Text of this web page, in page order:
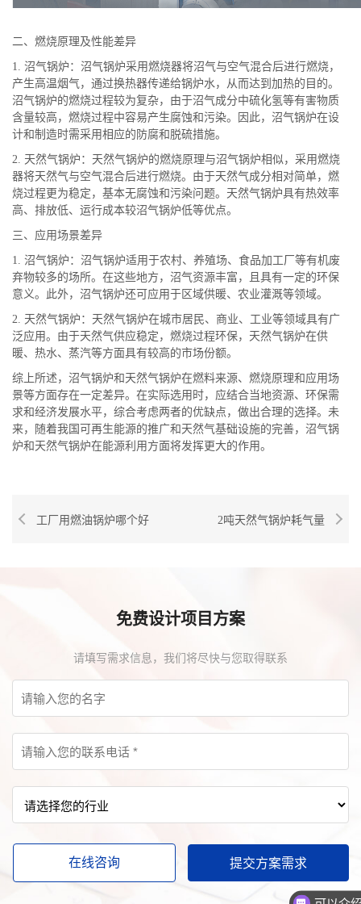
二、燃烧原理及性能差异
1. 沼气锅炉：沼气锅炉采用燃烧器将沼气与空气混合后进行燃烧，
产生高温烟气，通过换热器传递给锅炉水，从而达到加热的目的。
沼气锅炉的燃烧过程较为复杂，由于沼气成分中硫化氢等有害物质
含量较高，燃烧过程中容易产生腐蚀和污染。因此，沼气锅炉在设
计和制造时需采用相应的防腐和脱硫措施。
2. 天然气锅炉：天然气锅炉的燃烧原理与沼气锅炉相似，采用燃烧
器将天然气与空气混合后进行燃烧。由于天然气成分相对简单，燃
烧过程更为稳定，基本无腐蚀和污染问题。天然气锅炉具有热效率
高、排放低、运行成本较沼气锅炉低等优点。
三、应用场景差异
1. 沼气锅炉：沼气锅炉适用于农村、养殖场、食品加工厂等有机废
弃物较多的场所。在这些地方，沼气资源丰富，且具有一定的环保
意义。此外，沼气锅炉还可应用于区域供暖、农业灌溉等领域。
2. 天然气锅炉：天然气锅炉在城市居民、商业、工业等领域具有广
泛应用。由于天然气供应稳定，燃烧过程环保，天然气锅炉在供
暖、热水、蒸汽等方面具有较高的市场份额。
综上所述，沼气锅炉和天然气锅炉在燃料来源、燃烧原理和应用场
景等方面存在一定差异。在实际选用时，应结合当地资源、环保需
求和经济发展水平，综合考虑两者的优缺点，做出合理的选择。未
来，随着我国可再生能源的推广和天然气基础设施的完善，沼气锅
炉和天然气锅炉在能源利用方面将发挥更大的作用。
工厂用燃油锅炉哪个好 2吨天然气锅炉耗气量
免费设计项目方案
请填写需求信息，我们将尽快与您取得联系
在线咨询